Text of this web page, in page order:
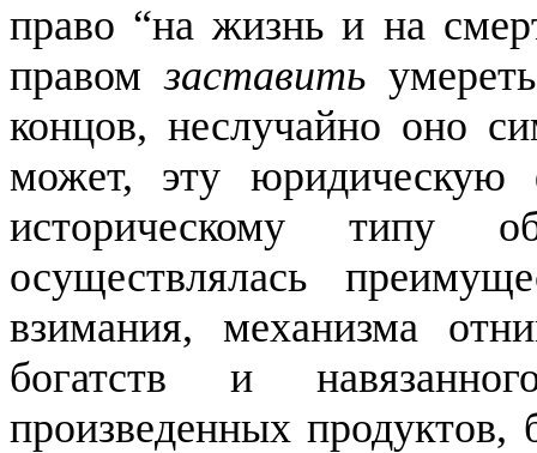
право “на жизнь и на
правомзаставить умереть
концов, неслучайно оно
может, эту юридическую
историческому типу
осуществлялась
взимания, механизма
богатств и
произведенных продуктов,